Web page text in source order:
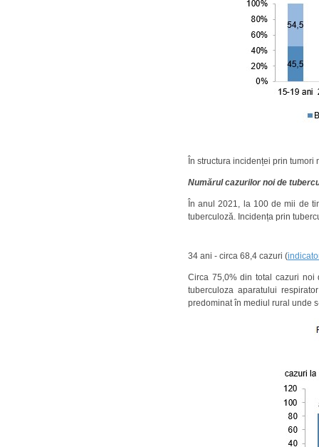
În structura incidenței prin
Numărul cazurilor noi de
În anul 2021, la 100 de mii de
tuberculoză. Incidența prin
34 ani - circa 68,4 cazuri (
Circa 75,0% din total cazuri noi
tuberculoza aparatului
predominat în mediul rural unde